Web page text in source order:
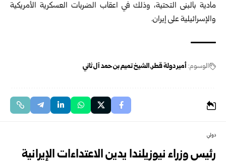
مادية بالبنى التحتية، وذلك في اعقاب الضربات العسكرية الأمريكية
والإسرائيلية على إيران.
الوسوم: أمير دولة قطر الشيخ تميم بن حمد آل ثاني
دولي
رئيس وزراء نيوزيلندا يدين الاعتداءات الإيرانية